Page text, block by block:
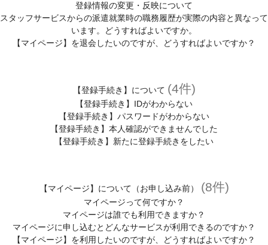
登録情報の変更・反映について
スタッフサービスからの派遣就業時の職務履歴が実際の内容と異なって
います。どうすればよいですか。
【マイページ】を退会したいのですが、どうすればよいですか？
【登録手続き】について (4件)
【登録手続き】IDがわからない
【登録手続き】パスワードがわからない
【登録手続き】本人確認ができませんでした
【登録手続き】新たに登録手続きをしたい
【マイページ】について（お申し込み前） (8件)
マイページって何ですか？
マイページは誰でも利用できますか？
マイページに申し込むとどんなサービスが利用できるのですか？
【マイページ】を利用したいのですが、どうすればよいですか？